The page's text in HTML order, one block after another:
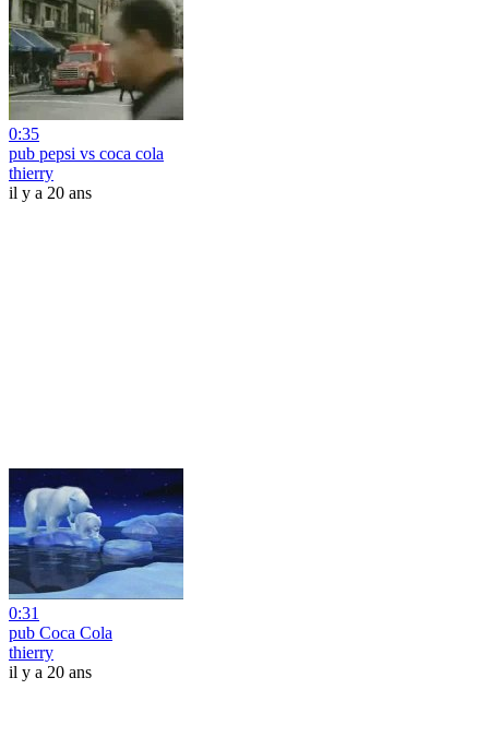
0:35
pub pepsi vs coca cola
thierry
il y a 20 ans
0:31
pub Coca Cola
thierry
il y a 20 ans